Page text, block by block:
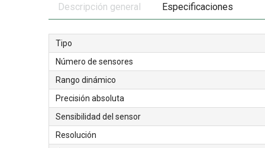
Descripción general Especificaciones
Tipo
Número de sensores
Rango dinámico
Precisión absoluta
Sensibilidad del sensor
Resolución